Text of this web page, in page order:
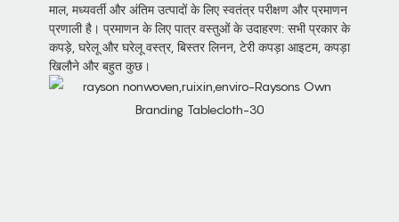
माल, मध्यवर्ती और अंतिम उत्पादों के लिए स्वतंत्र परीक्षण और प्रमाणन
प्रणाली है। प्रमाणन के लिए पात्र वस्तुओं के उदाहरण: सभी प्रकार के
कपड़े, घरेलू और घरेलू वस्त्र, बिस्तर लिनन, टेरी कपड़ा आइटम, कपड़ा
खिलौने और बहुत कुछ।